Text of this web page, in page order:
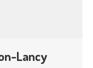
Lancy